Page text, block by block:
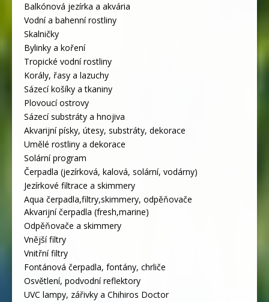
Balkónová jezírka a akvária
Vodní a bahenní rostliny
Skalničky
Bylinky a koření
Tropické vodní rostliny
Korály, řasy a lazuchy
Sázecí košíky a tkaniny
Plovoucí ostrovy
Sázecí substráty a hnojiva
Akvarijní písky, útesy, substráty, dekorace
Umělé rostliny a dekorace
Solární program
Čerpadla (jezírková, kalová, solární, vodárny)
Jezírkové filtrace a skimmery
Aqua čerpadla,filtry,skimmery, odpěňovače
Akvarijní čerpadla (fresh,marine)
Odpěňovače a skimmery
Vnější filtry
Vnitřní filtry
Fontánová čerpadla, fontány, chrliče
Osvětlení, podvodní reflektory
UVC lampy, zářivky a Chihiros Doctor